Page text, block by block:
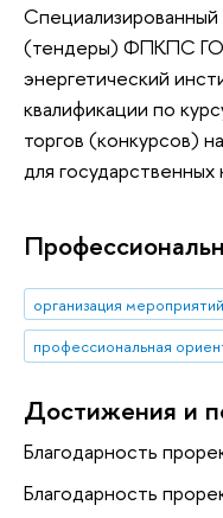
(тендеры) ФПКПС
энергетический
квалификации по
торгов (конкурсов)
для государственных
организация мероприятий
профессиональная
Достижения и
Благодарность
Благодарность